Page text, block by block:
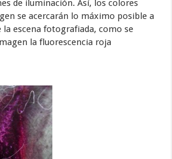
de iluminación. Así, los colores
se acercarán lo máximo posible a
la escena fotografiada, como se
la fluorescencia roja